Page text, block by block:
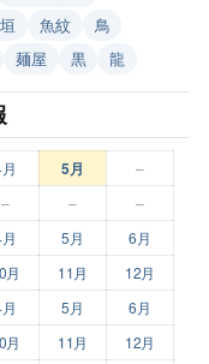
魚紋
鳥
麺屋 黒 龍
5月
–
– – –
5月
6月
月 11月 12月
5月
6月
月 11月 12月